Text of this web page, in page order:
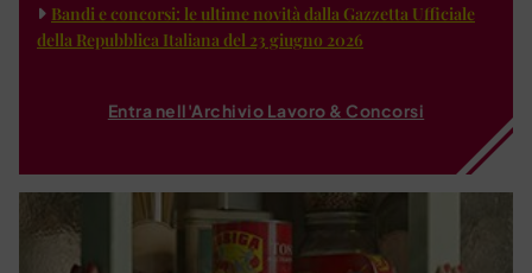
Bandi e concorsi: le ultime novità dalla Gazzetta Ufficiale
della Repubblica Italiana del 23 giugno 2026
Entra nell'Archivio Lavoro & Concorsi